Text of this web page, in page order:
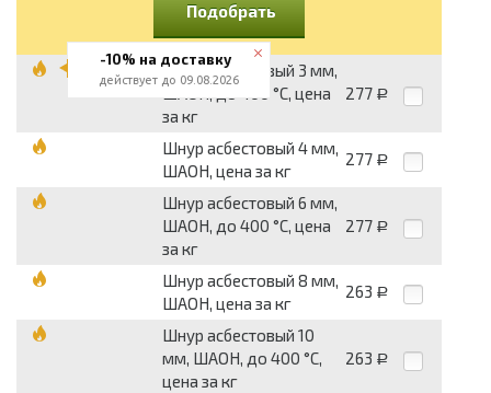
Подобрать
Шнур асбестовый 3 мм,
ШАОН, до 400 °С, цена
за кг
277 Р
Шнур асбестовый 4 мм,
ШАОН, цена за кг
277 Р
Шнур асбестовый 6 мм,
ШАОН, до 400 °С, цена
за кг
277 Р
Шнур асбестовый 8 мм,
ШАОН, цена за кг
263 Р
Шнур асбестовый 10
мм, ШАОН, до 400 °С,
цена за кг
263 Р
-10% на доставку
действует до 09.08.2026